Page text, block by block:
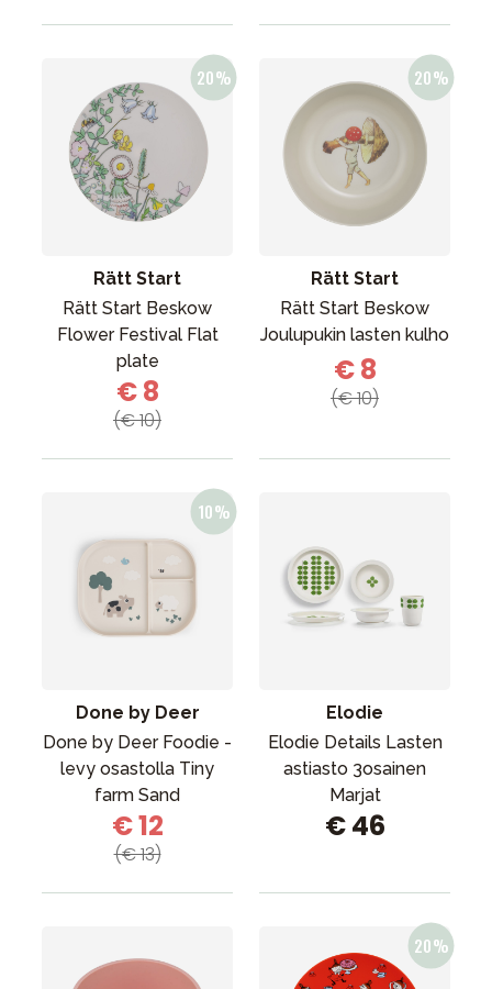
Rätt Start
Rätt Start Beskow
Flower Festival Flat
plate
€ 8
(€ 10)
Rätt Start
Rätt Start Beskow
Joulupukin lasten kulho
€ 8
(€ 10)
Done by Deer
Done by Deer Foodie -
levy osastolla Tiny
farm Sand
€ 12
(€ 13)
Elodie
Elodie Details Lasten
astiasto 3osainen
Marjat
€ 46